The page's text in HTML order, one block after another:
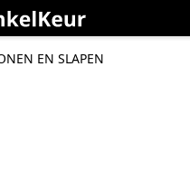
EN SLAPEN